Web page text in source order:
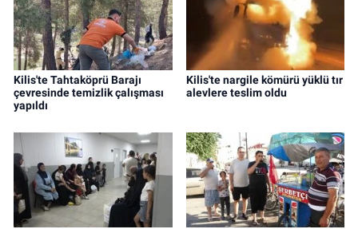
Kilis'te Tahtaköprü Barajı
çevresinde temizlik çalışması
yapıldı
Kilis'te nargile kömürü yüklü tır
alevlere teslim oldu